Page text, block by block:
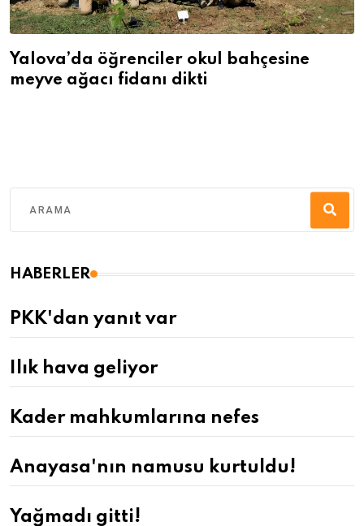
Yalova’da öğrenciler okul bahçesine
meyve ağacı fidanı dikti
HABERLER
PKK'dan yanıt var
Ilık hava geliyor
Kader mahkumlarına nefes
Anayasa'nın namusu kurtuldu!
Yağmadı gitti!